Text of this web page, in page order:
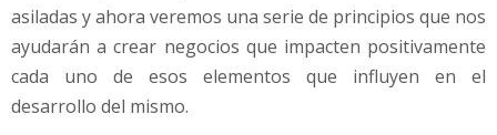
asiladas y ahora veremos una serie de principios que nos
ayudarán a crear negocios que impacten positivamente
cada uno de esos elementos que influyen en el
desarrollo del mismo.